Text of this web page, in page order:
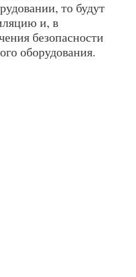
то будут
и, в
безопасности
оборудования.